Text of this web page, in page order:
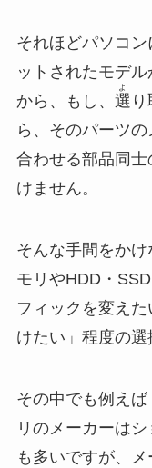
それほどパソコ
ットされたモデ
から、もし、 選
よ
り
ら、そのパーツ
合わせる部品同
けません。
そんな手間をか
モリやHDD・
フィックを変え
けたい」程度の選
その中でも例え
リのメーカーは
も多いですが、